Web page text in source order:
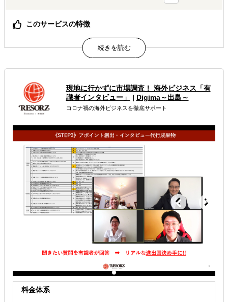
このサービスの特徴
明治大学・奥山雅之研究室（地域産業研究）との共同研究
海外展開ゴールデンルートの6つのポイントがわかる
4,000件超の海外ビジネス相談を分析
海外進出総合支援 海外市場調査・マーケティング
解決できる課題
その他
現地に行かずに市場調査！ 海外ビジネス「有
識者インタビュー」
| Digima～出島～
コロナ禍の海外ビジネスを徹底サポート
料金体系